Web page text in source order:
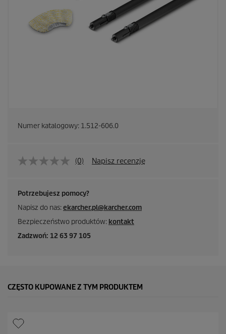
Numer katalogowy: 1.512-606.0
(0) Napisz recenzję
Potrzebujesz pomocy?
Napisz do nas:ekarcher.pl@karcher.com
Bezpieczeństwo produktów: kontakt
Zadzwoń: 12 63 97 105
CZĘSTO KUPOWANE Z TYM PRODUKTEM